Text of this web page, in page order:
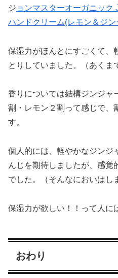
ジ ョンマスターオーガニック
ハンドクリーム(レモン＆ジン
保湿力がほんとにすごくて、
とりしていました。（あくま
香りについては結構ジンジャ
割・レモン２割って感じで、
す。
個人的には、軽やかなジンジ
んじを期待しましたが、感覚
でした。（そんなにおいはし
保湿力が欲しい！！って人に
おわり